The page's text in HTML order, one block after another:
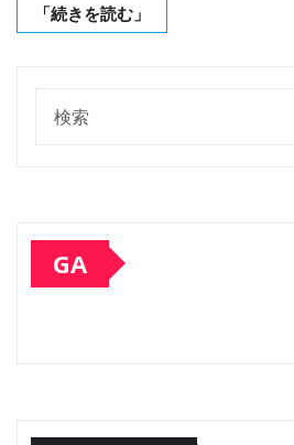
「続きを読む」
GA